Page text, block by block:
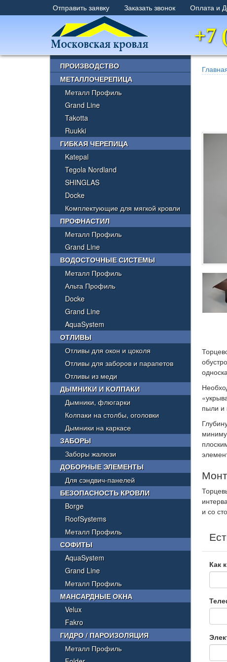
+7
Отправить заявку Заказать звонок Оплата и
пыли и
и со
Как
ПРОИЗВОДСТВО
МЕТАЛЛОЧЕРЕПИЦА
Металл Профиль
Grand Line
Takotta
Ruukki
ГИБКАЯ ЧЕРЕПИЦА
Katepal
Tegola Nordland
SHINGLAS
Docke
Комплектующие для мягкой кровли
ПРОФНАСТИЛ
Металл Профиль
Grand Line
ВОДОСТОЧНЫЕ СИСТЕМЫ
Металл Профиль
Альта Профиль
Docke
Grand Line
AquaSystem
ОТЛИВЫ
Отливы для окон и цоколя
Отливы для заборов и парапетов
Отливы из меди
ДЫМНИКИ И КОЛПАКИ
Дымники, флюгарки
Колпаки на столбы, оголовки
Дымники на каркасе
ЗАБОРЫ
Заборы жалюзи
ДОБОРНЫЕ ЭЛЕМЕНТЫ
Для сэндвич-панелей
БЕЗОПАСНОСТЬ КРОВЛИ
Borge
RoofSystems
Металл Профиль
СОФИТЫ
AquaSystem
Grand Line
Металл Профиль
МАНСАРДНЫЕ ОКНА
Velux
Fakro
ГИДРО / ПАРОИЗОЛЯЦИЯ
Металл Профиль